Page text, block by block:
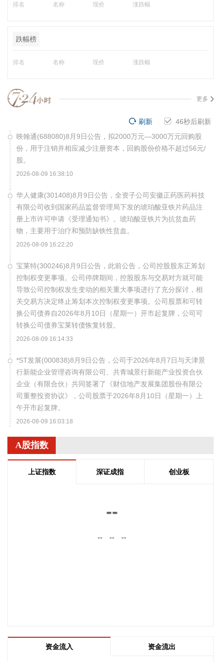
排名 名称 现价 涨跌幅
跌幅榜
排名 名称 现价 涨跌幅
更多
45秒后刷新
刷新
映翰通(688080)8月9日公告，拟2000万元—3000万元回购股
份，用于注销并相应减少注册资本，回购股份价格不超过56元/
股。
2026-08-09 16:38:10
华人健康(301408)8月9日公告，全资子公司安徽正药医药科技
有限公司收到国家药品监督管理局下发的琥珀酸亚铁片药品注
册上市许可申请《受理通知书》。琥珀酸亚铁片为抗贫血药
物，主要用于治疗和预防缺铁性贫血。
2026-08-09 16:22:20
宝莱特(300246)8月9日公告，此前公告，公司控股股东正筹划
控制权变更事项。公司停牌期间，控股股东与交易对方就可能
导致公司控制权发生变动的相关重大事项进行了充分探讨，相
关交易方决定终止筹划本次控制权变更事项。公司股票和可转
换公司债券自2026年8月10日（星期一）开市起复牌，公司可
转换公司债券宝莱转债恢复转股。
2026-08-09 16:14:33
*ST发展(000838)8月9日公告，公司于2026年8月7日与天津景
行新能企业管理咨询有限公司、共青城景行新能产业投资合伙
企业（有限合伙）共同签署了《财信地产发展集团股份有限公
司重整投资协议》，公司股票于2026年8月10日（星期一）上
午开市起复牌。
2026-08-09 16:03:18
宁夏建材(600449)8月9日公告，公司拟1亿元—2亿元回购公司
股份，用于维护公司价值及股东权益，回购价格不超过19.47
元/股。
（H股）股票并申请在香港联合交易所有限公司主板挂牌上
实现营业收入13.37亿元，同比增长18.16%；归属于上市公司
A股指数
上证指数 深证成指 创业板
--
-- -- --
资金流入 资金流出